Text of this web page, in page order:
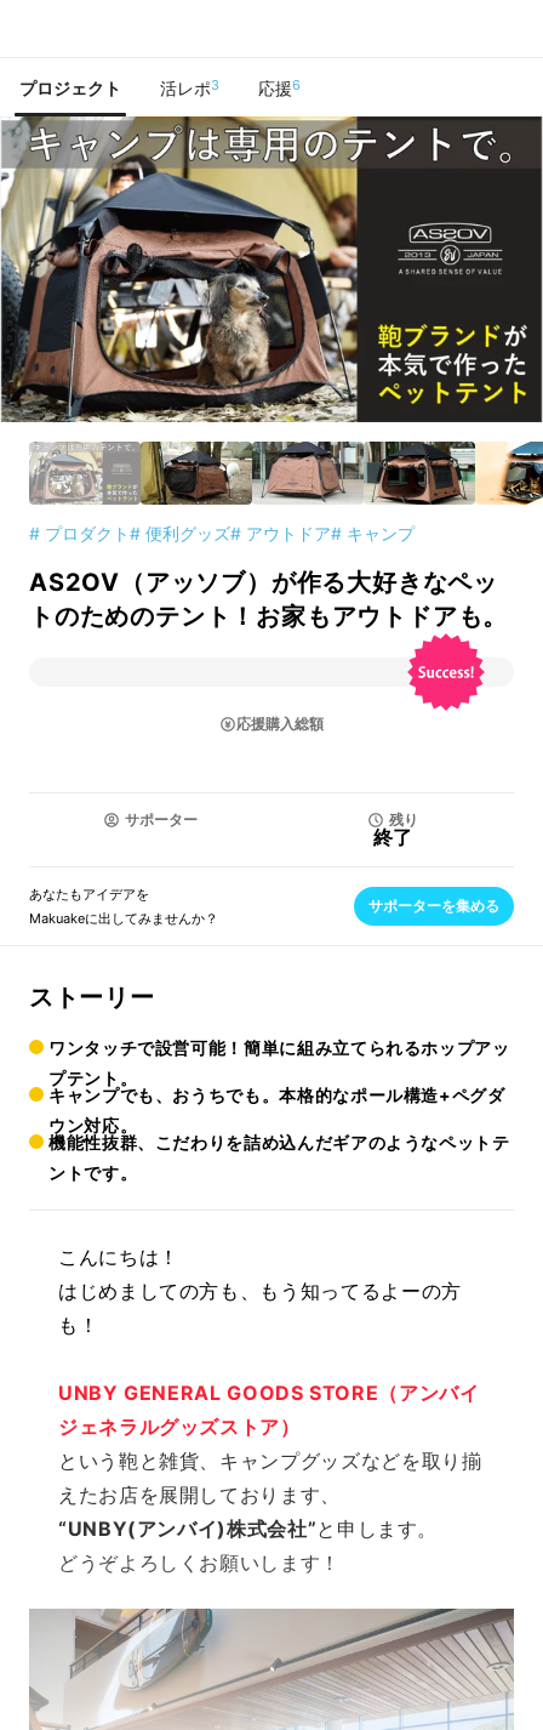
プロジェクト 活レポ3 応援6
# プロダクト# 便利グッズ# アウトドア# キャンプ
AS2OV（アッソブ）が作る大好きなペッ
トのためのテント！お家もアウトドアも。
応援購入総額
サポーター 残り
終了
あなたもアイデアを
Makuakeに出してみませんか？
サポーターを集める
ストーリー
ワンタッチで設営可能！簡単に組み立てられるホップアッ
プテント。
キャンプでも、おうちでも。本格的なポール構造+ペグダ
ウン対応。
機能性抜群、こだわりを詰め込んだギアのようなペットテ
ントです。
こんにちは！
はじめましての方も、もう知ってるよーの方
も！
UNBY GENERAL GOODS STORE（アンバイ
ジェネラルグッズストア）
という鞄と雑貨、キャンプグッズなどを取り揃
えたお店を展開しております、
“UNBY(アンバイ)株式会社”と申します。
どうぞよろしくお願いします！